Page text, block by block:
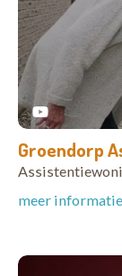
Groendorp
meer informatie